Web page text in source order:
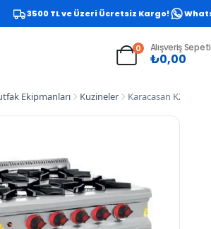
3500 TL ve Üzeri Ücretsiz Kargo!
0 Alışveriş Sepeti
₺0,00
Ekipmanları Kuzineler Karacasan